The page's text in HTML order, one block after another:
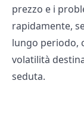
prezzo e i
rapidamente,
lungo periodo,
volatilità
seduta.